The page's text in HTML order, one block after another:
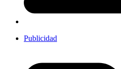
Publicidad